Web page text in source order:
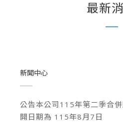
最新
新聞中心
公告本公司115年第二季合
開日期為 115年8月7日